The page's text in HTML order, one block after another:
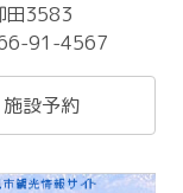
田3583
91-4567
施設予約